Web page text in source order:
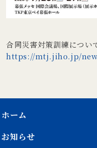
合同災害対策訓練につい
https://mtj.jiho.jp/
ホーム
お知らせ